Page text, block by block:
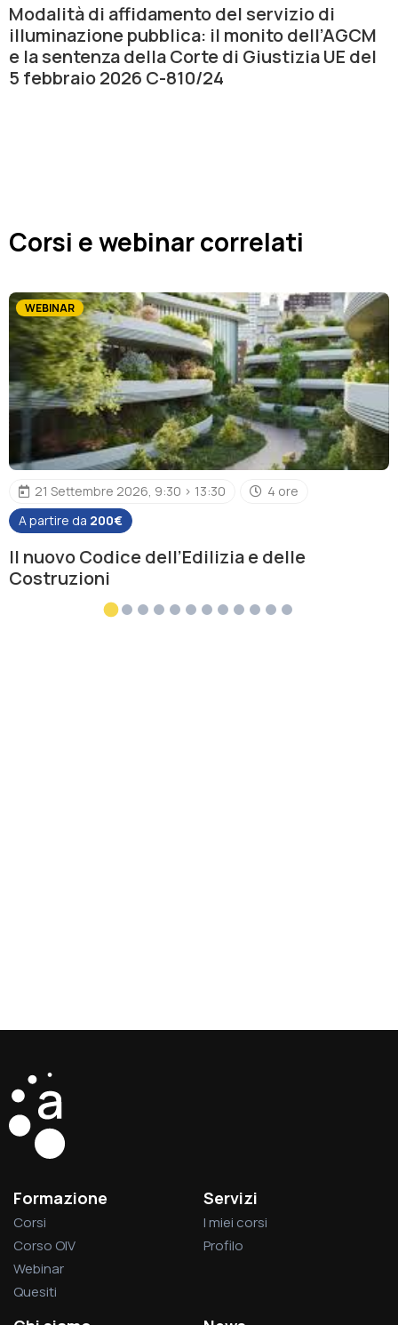
Modalità di affidamento del servizio di
illuminazione pubblica: il monito dell’AGCM
e la sentenza della Corte di Giustizia UE del
5 febbraio 2026 C-810/24
Corsi e webinar correlati
21 Settembre 2026, 9:30 > 13:30
4 ore
A partire da 200€
Il nuovo Codice dell’Edilizia e delle
Costruzioni
WEBINAR
Formazione
Corsi
Corso OIV
Webinar
Quesiti
Servizi
I miei corsi
Profilo